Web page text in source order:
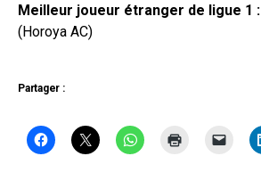
Meilleur joueur étranger de ligue 1 :
(Horoya AC)
Partager :